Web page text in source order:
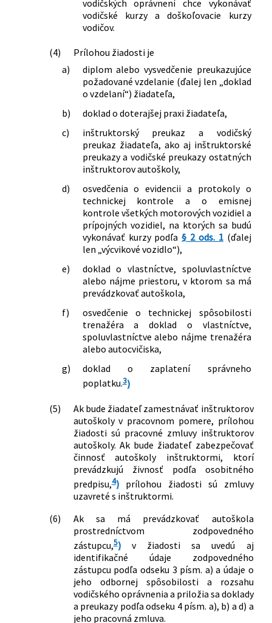
vodičských oprávnení chce vykonávať
vodičské kurzy a doškoľovacie kurzy
vodičov.
(4)
Prílohou žiadosti je
a)
diplom alebo vysvedčenie preukazujúce
požadované vzdelanie (ďalej len „doklad
o vzdelaní“) žiadateľa,
b)
doklad o doterajšej praxi žiadateľa,
c)
inštruktorský preukaz a vodičský
preukaz žiadateľa, ako aj inštruktorské
preukazy a vodičské preukazy ostatných
inštruktorov autoškoly,
d)
osvedčenia o evidencii a protokoly o
technickej kontrole a o emisnej
kontrole všetkých motorových vozidiel a
prípojných vozidiel, na ktorých sa budú
vykonávať kurzy podľa§ 2 ods. 1(ďalej
len „výcvikové vozidlo“),
e)
doklad o vlastníctve, spoluvlastníctve
alebo nájme priestoru, v ktorom sa má
prevádzkovať autoškola,
f)
osvedčenie o technickej spôsobilosti
trenažéra a doklad o vlastníctve,
spoluvlastníctve alebo nájme trenažéra
alebo autocvičiska,
g)
doklad o zaplatení správneho
poplatku.3)
(5)
Ak bude žiadateľ zamestnávať inštruktorov
autoškoly v pracovnom pomere, prílohou
žiadosti sú pracovné zmluvy inštruktorov
autoškoly. Ak bude žiadateľ zabezpečovať
činnosť autoškoly inštruktormi, ktorí
prevádzkujú živnosť podľa osobitného
predpisu,4)prílohou žiadosti sú zmluvy
uzavreté s inštruktormi.
(6)
Ak sa má prevádzkovať autoškola
prostredníctvom zodpovedného
zástupcu,5)v žiadosti sa uvedú aj
identifikačné údaje zodpovedného
zástupcu podľa odseku 3 písm. a) a údaje o
jeho odbornej spôsobilosti a rozsahu
vodičského oprávnenia a priložia sa doklady
a preukazy podľa odseku 4 písm. a), b) a d) a
jeho pracovná zmluva.